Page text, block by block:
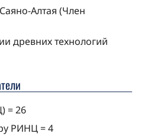
Алтая (Член
древних технологий
= 26
РИНЦ = 4